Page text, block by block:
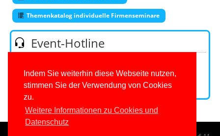
Indem Sie weiterhin diese Webseite nutzen,
stimmen Sie der Verwendung von Cookies
zu.
Weitere Informationen zu Cookies und
Datenschutz
Themenkatalog individuelle Firmenseminare
Event-Hotline
E-Mail:
Kontaktformular